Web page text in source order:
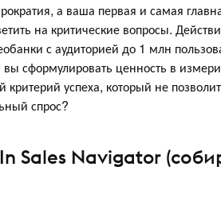
а ваша первая и самая
на критические вопросы.
с аудиторией до 1 млн
сформулировать ценность в
критерий успеха, который не
спрос?
Sales Navigator